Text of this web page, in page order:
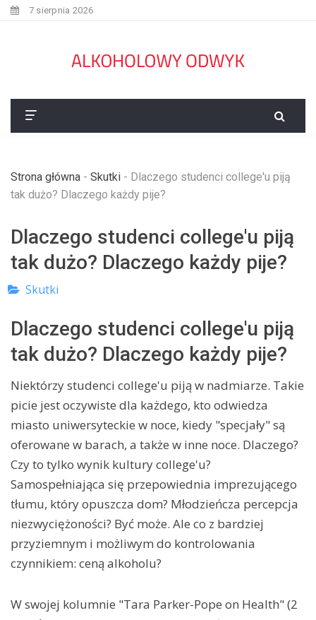
7 sierpnia 2026
Strona główna - Skutki - Dlaczego studenci college'u piją
tak dużo? Dlaczego każdy pije?
Dlaczego studenci college'u piją
tak dużo? Dlaczego każdy pije?
Skutki
Dlaczego studenci college'u piją
tak dużo? Dlaczego każdy pije?
Niektórzy studenci college'u piją w nadmiarze. Takie
picie jest oczywiste dla każdego, kto odwiedza
miasto uniwersyteckie w noce, kiedy "specjały" są
oferowane w barach, a także w inne noce. Dlaczego?
Czy to tylko wynik kultury college'u?
Samospełniająca się przepowiednia imprezującego
tłumu, który opuszcza dom? Młodzieńcza percepcja
niezwyciężoności? Być może. Ale co z bardziej
przyziemnym i możliwym do kontrolowania
czynnikiem: ceną alkoholu?
W swojej kolumnie "Tara Parker-Pope on Health" (2